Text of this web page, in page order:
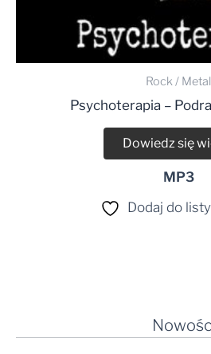
Rock / Metal
Psychoterapia –
Dowiedz się
MP3
Dodaj do